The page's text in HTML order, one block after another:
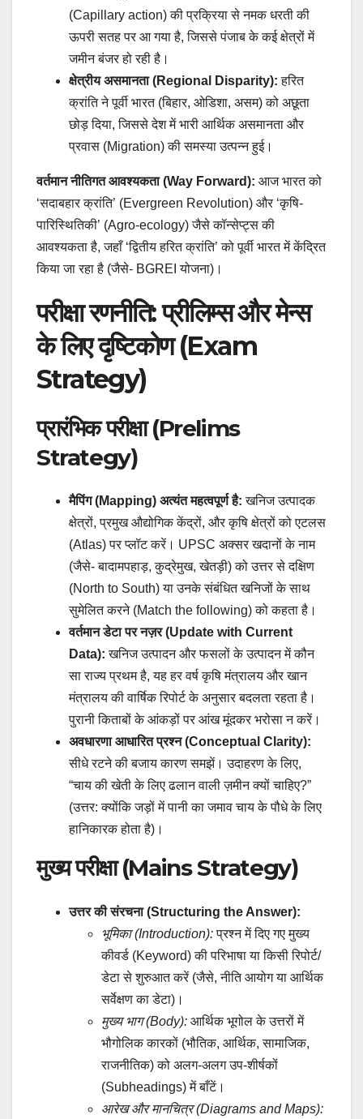
(Capillary action) की प्रक्रिया से नमक धरती की
ऊपरी सतह पर आ गया है, जिससे पंजाब के कई क्षेत्रों में
जमीन बंजर हो रही है।
क्षेत्रीय असमानता (Regional Disparity): हरित
क्रांति ने पूर्वी भारत (बिहार, ओडिशा, असम) को अछूता
छोड़ दिया, जिससे देश में भारी आर्थिक असमानता और
प्रवास (Migration) की समस्या उत्पन्न हुई।
वर्तमान नीतिगत आवश्यकता (Way Forward): आज भारत को
‘सदाबहार क्रांति’ (Evergreen Revolution) और ‘कृषि-
पारिस्थितिकी’ (Agro-ecology) जैसे कॉन्सेप्ट्स की
आवश्यकता है, जहाँ ‘द्वितीय हरित क्रांति’ को पूर्वी भारत में केंद्रित
किया जा रहा है (जैसे- BGREI योजना)।
परीक्षा रणनीति: प्रीलिम्स और मेन्स
के लिए दृष्टिकोण (Exam
Strategy)
प्रारंभिक परीक्षा (Prelims
Strategy)
मैपिंग (Mapping) अत्यंत महत्वपूर्ण है: खनिज उत्पादक
क्षेत्रों, प्रमुख औद्योगिक केंद्रों, और कृषि क्षेत्रों को एटलस
(Atlas) पर प्लॉट करें। UPSC अक्सर खदानों के नाम
(जैसे- बादामपहाड़, कुद्रेमुख, खेतड़ी) को उत्तर से दक्षिण
(North to South) या उनके संबंधित खनिजों के साथ
सुमेलित करने (Match the following) को कहता है।
वर्तमान डेटा पर नज़र (Update with Current
Data): खनिज उत्पादन और फसलों के उत्पादन में कौन
सा राज्य प्रथम है, यह हर वर्ष कृषि मंत्रालय और खान
मंत्रालय की वार्षिक रिपोर्ट के अनुसार बदलता रहता है।
पुरानी किताबों के आंकड़ों पर आंख मूंदकर भरोसा न करें।
अवधारणा आधारित प्रश्न (Conceptual Clarity):
सीधे रटने की बजाय कारण समझें। उदाहरण के लिए,
“चाय की खेती के लिए ढलान वाली ज़मीन क्यों चाहिए?”
(उत्तर: क्योंकि जड़ों में पानी का जमाव चाय के पौधे के लिए
हानिकारक होता है)।
मुख्य परीक्षा (Mains Strategy)
उत्तर की संरचना (Structuring the Answer):
भूमिका (Introduction):प्रश्न में दिए गए मुख्य
कीवर्ड (Keyword) की परिभाषा या किसी रिपोर्ट/
डेटा से शुरुआत करें (जैसे, नीति आयोग या आर्थिक
सर्वेक्षण का डेटा)।
मुख्य भाग (Body): आर्थिक भूगोल के उत्तरों में
भौगोलिक कारकों (भौतिक, आर्थिक, सामाजिक,
राजनीतिक) को अलग-अलग उप-शीर्षकों
(Subheadings) में बाँटें।
आरेख और मानचित्र (Diagrams and Maps):